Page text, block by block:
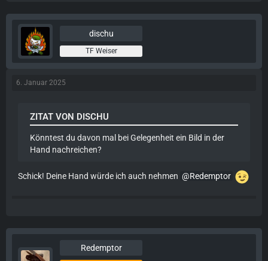
dischu
TF Weiser
6. Januar 2025
ZITAT VON DISCHU
Könntest du davon mal bei Gelegenheit ein Bild in der
Hand nachreichen?
Schick! Deine Hand würde ich auch nehmen Redemptor
Redemptor